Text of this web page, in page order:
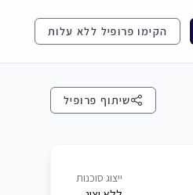
הקימו פרופיל ללא עלות
שיתוף פרופיל
ייצוג סוכנות